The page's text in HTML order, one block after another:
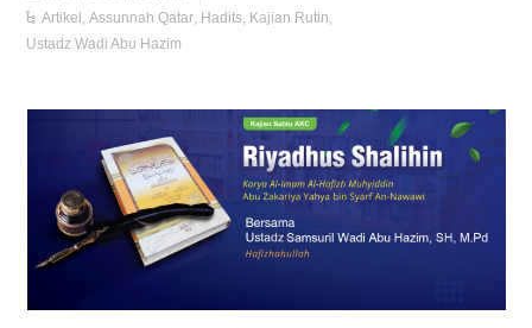
Artikel ,Assunnah Qatar Hadits Kajian Rutin
Ustadz Wadi Abu Hazim